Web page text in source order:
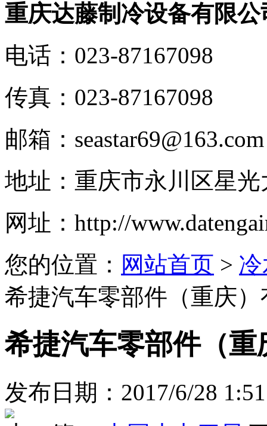
重庆达藤制冷设备有限公
电话： 023-87167098
传真： 023-87167098
邮箱： seastar69@163.com
地址： 重庆市永川区星
网址： http://
您的位置： 网站首页 >
希捷汽车零部件（重庆
希捷汽车零部件（重
发布日期：2017/6/28